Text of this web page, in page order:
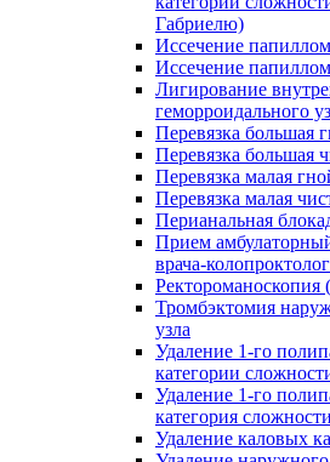
Габриелю)
Иссечение
Иссечение
Лигирование
геморроидального
Перевязка большая
Перевязка большая
Перевязка малая
Перевязка малая
Перианальная
Прием
врача-
Ректороманоскопия
Тромбэктомия
узла
Удаление 1-го
категории
Удаление 1-го
категория сложности
Удаление каловых